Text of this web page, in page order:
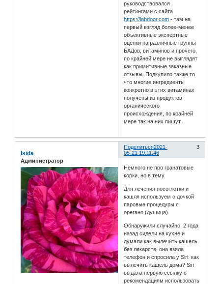
руководствовался
рейтингами с сайта
https://labdoor.com - там на
первый взгляд более-менее
объективные экспертные
оценки на различные группы
БАДов, витаминов и прочего,
по крайней мере не выглядят
как примитивные заказные
отзывы. Подкупило также то
что многие ингредиенты
конкретно в этих витаминах
получены из продуктов
органического
происхождения, по крайней
мере так на них пишут.
Поделиться 3
2021-
05-21 19:11:46
Isida
Администратор
Немного не про гранатовые
корки, но в тему.
Для лечения носоглотки и
кашля используем с дочкой
паровые процедуры с
орегано (душица).
Обнаружили случайно, 2 года
назад сидели на кухне и
думали как вылечить кашель
без лекарств, она взяла
телефон и спросила у Siri: как
вылечить кашель дома? Siri
выдала первую ссылку с
рекомендациям использовать